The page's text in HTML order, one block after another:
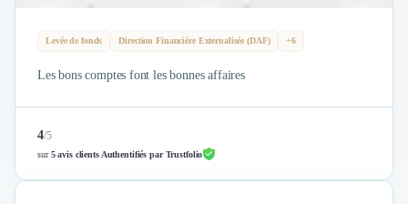
Levée de fonds Direction Financière Externalisée (DAF) +6
Les bons comptes font les bonnes affaires
4/5
sur5 avis clients Authentifiés par Trustfolio